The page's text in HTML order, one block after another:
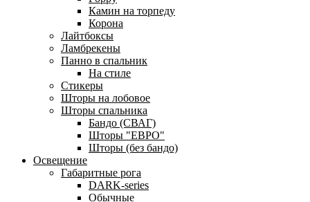
Камин на торпеду
Корона
Лайтбоксы
Ламбрекены
Панно в спальник
На стиле
Стикеры
Шторы на лобовое
Шторы спальника
Бандо (СВАГ)
Шторы "ЕВРО"
Шторы (без бандо)
Освещение
Габаритные рога
DARK-series
Обычные